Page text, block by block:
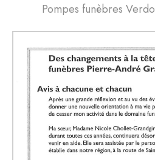
Pompes funèbres